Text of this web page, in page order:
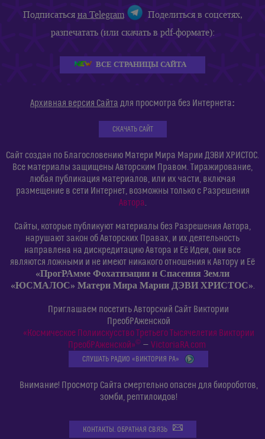
Подписатьсяна Telegram
Поделиться в соцсетях,
разпечатать (или скачать в pdf-формате):
ВСЕ СТРАНИЦЫ САЙТА
Архивная версия Сайта для просмотра без Интернета:
СКАЧАТЬ САЙТ
Сайт создан по Благословению Матери Мира Марии ДЭВИ ХРИСТОС.
Все материалы защищены Авторским Правом. Тиражирование,
любая публикация материалов, или их части, включая
размещение в сети Интернет, возможны только с Разрешения
Автора.
Сайты, которые публикуют материалы без Разрешения Автора,
нарушают закон об Авторских Правах, и их деятельность
направлена на дискредитацию Автора и Её Идеи, они все
являются ложными и не имеют никакого отношения к Автору и Её
«ПрогРАмме Фохатизации и Спасения Земли
«ЮСМАЛОС» Матери Мира Марии ДЭВИ ХРИСТОС».
Приглашаем посетить Авторский Сайт Виктории
ПреобРАженской
«Космическое Полиискусство Третьего Тысячелетия Виктории
ПреобРАженской»©— VictoriaRA.com
СЛУШАТЬ РАДИО «ВИКТОРИЯ РА»
Внимание! Просмотр Сайта смертельно опасен для биороботов,
зомби, рептилоидов!
КОНТАКТЫ. ОБРАТНАЯ СВЯЗЬ